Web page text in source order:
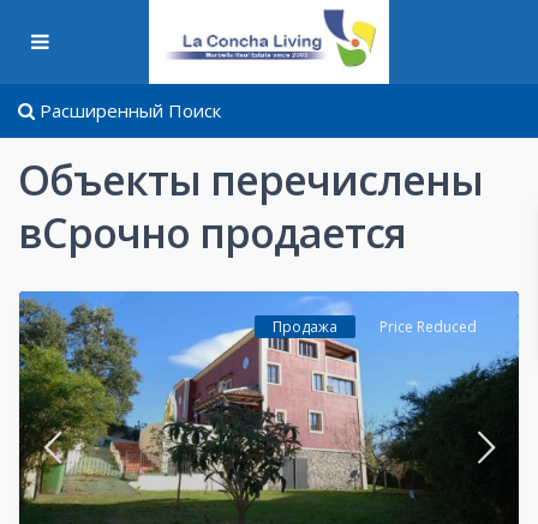
Расширенный Поиск
Объекты перечислены
вСрочно продается
Продажа Price Reduced